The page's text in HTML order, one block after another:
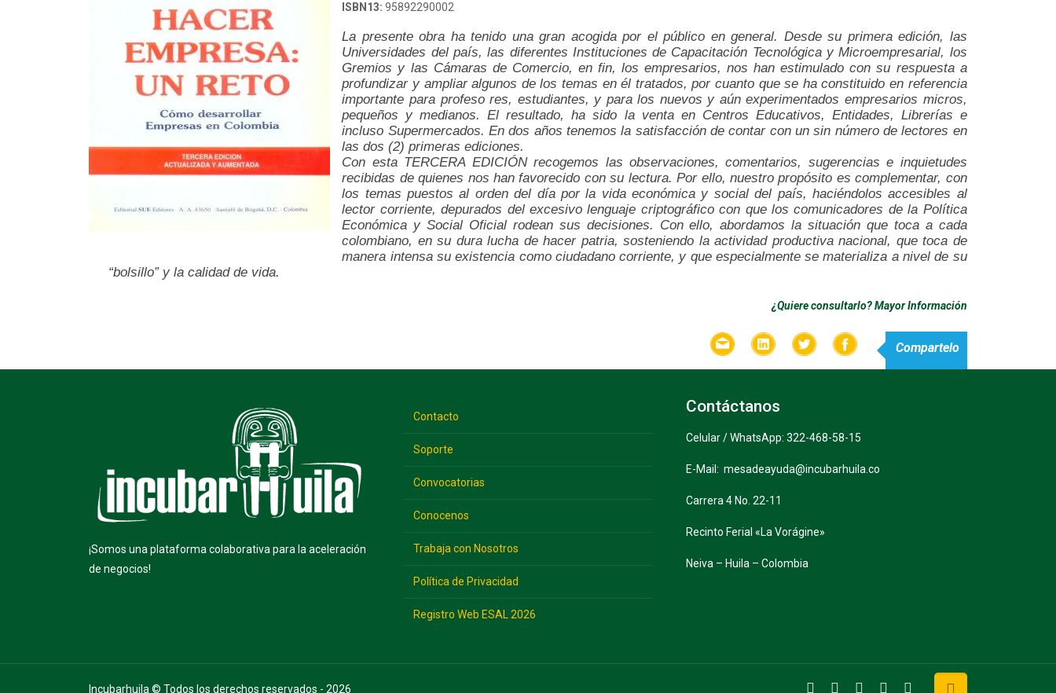
ISBN13: 95892290002
La presente obra ha tenido una gran acogida por el público en general. Desde su primera edición, las
Universidades del país, las diferentes Instituciones de Capacitación Tecnológica y Microempresarial, los
Gremios y las Cámaras de Comercio, en fin, los empresarios, nos han estimulado con su respuesta a
profundizar y ampliar algunos de los temas en él tratados, por cuanto que se ha constituido en referencia
importante para profeso res, estudiantes, y para los nuevos y aún experimentados empresarios micros,
pequeños y medianos. El resultado, ha sido la venta en Centros Educativos, Entidades, Librerías e
incluso Supermercados. En dos años tenemos la satisfacción de contar con un sin número de lectores en
las dos (2) primeras ediciones.
Con esta TERCERA EDICIÓN recogemos las observaciones, comentarios, sugerencias e inquietudes
recibidas de quienes nos han favorecido con su lectura. Por ello, nuestro propósito es complementar, con
los temas puestos al orden del día por la vida económica y social del país, haciéndolos accesibles al
lector corriente, depurados del excesivo lenguaje criptográfico con que los comunicadores de la Política
Económica y Social Oficial rodean sus decisiones. Con ello, abordamos la situación que toca a cada
colombiano, en su dura lucha de hacer patria, sosteniendo la actividad productiva nacional, que toca de
manera intensa su existencia como ciudadano corriente, y que especialmente se materializa a nivel de su
“bolsillo” y la calidad de vida.
¿Quiere consultarlo? Mayor Información
Compartelo
¡Somos una plataforma colaborativa para la aceleración
de negocios!
Contacto
Soporte
Convocatorias
Conocenos
Trabaja con Nosotros
Política de Privacidad
Registro Web ESAL 2026
Contáctanos
Celular / WhatsApp: 322-468-58-15
E-Mail: mesadeayuda@incubarhuila.co
Carrera 4 No. 22-11
Recinto Ferial «La Vorágine»
Neiva – Huila – Colombia
Incubarhuila © Todos los derechos reservados - 2026